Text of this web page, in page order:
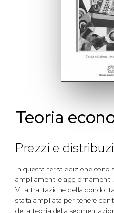
Teoria
Prezzi e
In questa terza edizione
ampliamenti e
V, la trattazione della
stata ampliata per tenere
della teoria della